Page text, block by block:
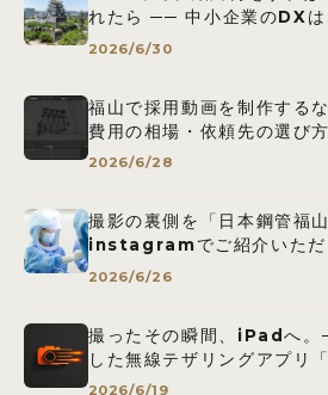
れたら ── 中小企業のDXは
く”紙”から始まる
2026/6/30
福山で採用動画を制作する
費用の相場・依頼先の選び方
2026/6/28
撮影の裏側を「日本鋼管福
instagramでご紹介いただ
2026/6/26
撮ったその瞬間、iPadへ。
した無線テザリングアプ
2026/6/19